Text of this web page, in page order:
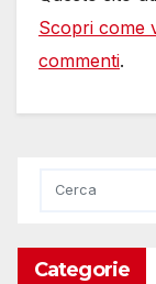
Scopri come
commenti.
Categorie